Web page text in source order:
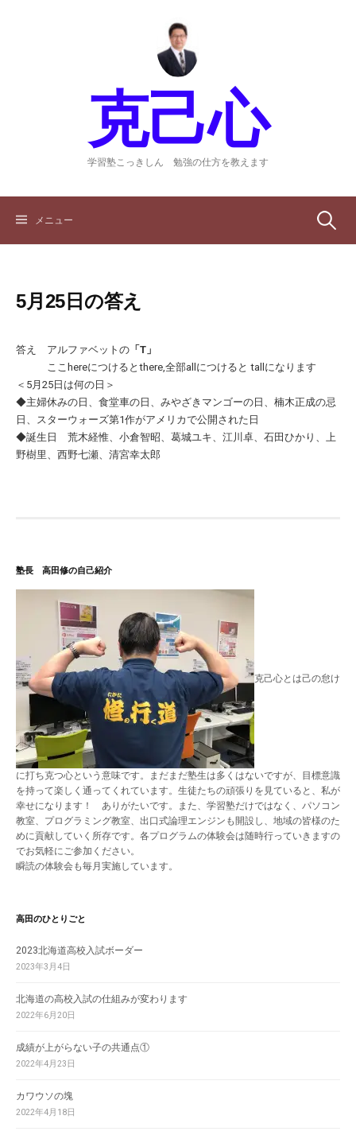
克己心
学習塾こっきしん 勉強の仕方を教えます
メニュー 検
5月25日の答え
答え アルファベットの 「T」
ここhereにつけるとthere,全部allにつけると tallになります
＜5月25日は何の日＞
◆主婦休みの日、食堂車の日、みやざきマンゴーの日、楠木正成の忌
日、スターウォーズ第1作がアメリカで公開された日
◆誕生日 荒木経惟、小倉智昭、葛城ユキ、江川卓、石田ひかり、上
野樹里、西野七瀬、清宮幸太郎
塾長 高田修の自己紹介
克己心とは己の怠け
に打ち克つ心という意味です。まだまだ塾生は多くはないですが、目標意識
を持って楽しく通ってくれています。生徒たちの頑張りを見ていると、私が
幸せになります！ ありがたいです。また、学習塾だけではなく、パソコン
教室、プログラミング教室、出口式論理エンジンも開設し、地域の皆様のた
めに貢献していく所存です。各プログラムの体験会は随時行っていきますの
でお気軽にご参加ください。
瞬読の体験会も毎月実施しています。
高田のひとりごと
2023北海道高校入試ボーダー
2023年3月4日
北海道の高校入試の仕組みが変わります
2022年6月20日
成績が上がらない子の共通点①
2022年4月23日
カワウソの塊
2022年4月18日